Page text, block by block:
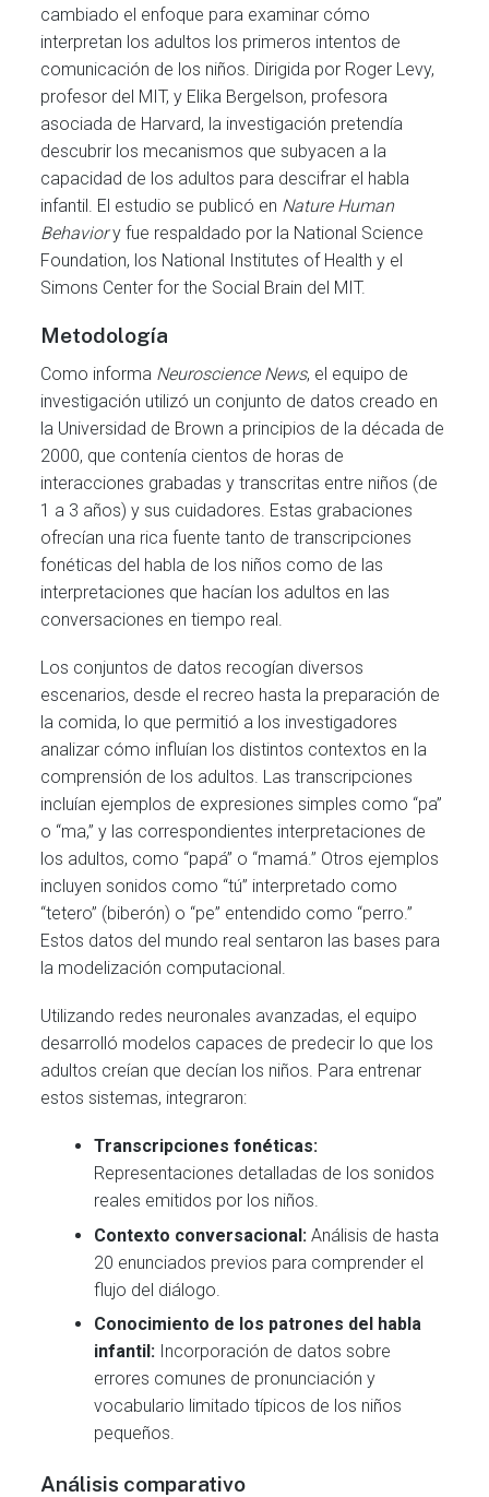
cambiado el enfoque para examinar cómo
interpretan los adultos los primeros intentos de
comunicación de los niños. Dirigida por Roger Levy,
profesor del MIT, y Elika Bergelson, profesora
asociada de Harvard, la investigación pretendía
descubrir los mecanismos que subyacen a la
capacidad de los adultos para descifrar el habla
infantil. El estudio se publicó en Nature Human
Behaviory fue respaldado por la National Science
Foundation, los National Institutes of Health y el
Simons Center for the Social Brain del MIT.
Metodología
Como informa Neuroscience News, el equipo de
investigación utilizó un conjunto de datos creado en
la Universidad de Brown a principios de la década de
2000, que contenía cientos de horas de
interacciones grabadas y transcritas entre niños (de
1 a 3 años) y sus cuidadores. Estas grabaciones
ofrecían una rica fuente tanto de transcripciones
fonéticas del habla de los niños como de las
interpretaciones que hacían los adultos en las
conversaciones en tiempo real.
Los conjuntos de datos recogían diversos
escenarios, desde el recreo hasta la preparación de
la comida, lo que permitió a los investigadores
analizar cómo influían los distintos contextos en la
comprensión de los adultos. Las transcripciones
incluían ejemplos de expresiones simples como “pa”
o “ma,” y las correspondientes interpretaciones de
los adultos, como “papá” o “mamá.” Otros ejemplos
incluyen sonidos como “tú” interpretado como
“tetero” (biberón) o “pe” entendido como “perro.”
Estos datos del mundo real sentaron las bases para
la modelización computacional.
Utilizando redes neuronales avanzadas, el equipo
desarrolló modelos capaces de predecir lo que los
adultos creían que decían los niños. Para entrenar
estos sistemas, integraron:
Transcripciones fonéticas:
Representaciones detalladas de los sonidos
reales emitidos por los niños.
Contexto conversacional: Análisis de hasta
20 enunciados previos para comprender el
flujo del diálogo.
Conocimiento de los patrones del habla
infantil: Incorporación de datos sobre
errores comunes de pronunciación y
vocabulario limitado típicos de los niños
pequeños.
Análisis comparativo